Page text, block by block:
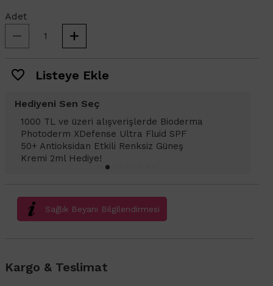
Adet
Listeye Ekle
Hediyeni Sen Seç
1000 TL ve üzeri alışverişlerinizde
Bioderma Photoderm XDefense Ultra
Fluid SPF 50+ Antioksidan Renkli Güneş
Kremi Light 2ml hediye!
Sağlık Beyanı Bilgilendirmesi
Kargo & Teslimat